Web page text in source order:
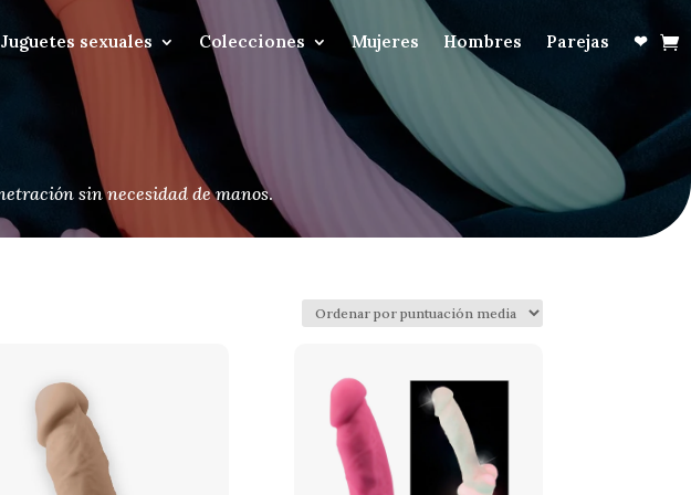
Juguetes sexuales Colecciones Mujeres Hombres Parejas ❤
sin necesidad de manos.